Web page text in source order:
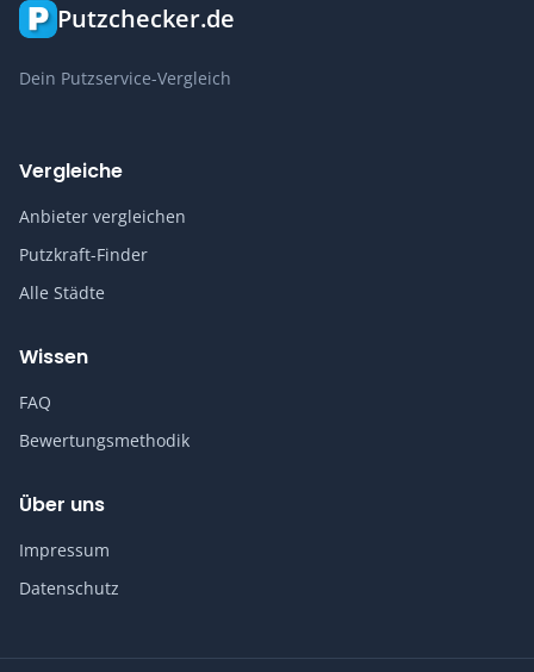
Putzchecker.de
Dein Putzservice-Vergleich
Vergleiche
Anbieter vergleichen
Putzkraft-Finder
Alle Städte
Wissen
FAQ
Bewertungsmethodik
Über uns
Impressum
Datenschutz